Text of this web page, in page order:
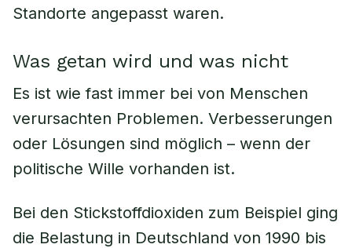
Standorte angepasst waren.
Was getan wird und was nicht
Es ist wie fast immer bei von Menschen
verursachten Problemen. Verbesserungen
oder Lösungen sind möglich – wenn der
politische Wille vorhanden ist.
Bei den Stickstoffdioxiden zum Beispiel ging
die Belastung in Deutschland von 1990 bis